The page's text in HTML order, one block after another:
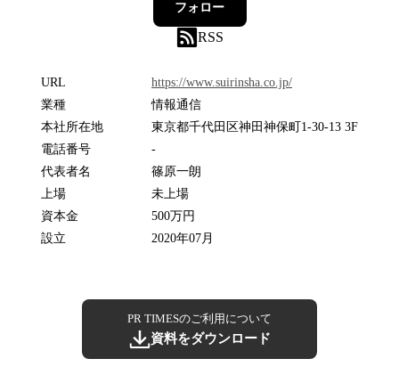
フォロー
RSS
URL
https://www.suirinsha.co.jp/
業種
情報通信
本社所在地
東京都千代田区神田神保町1-30-13 3F
電話番号
-
代表者名
篠原一朗
上場
未上場
資本金
500万円
設立
2020年07月
PR TIMESのご利用について
資料をダウンロード